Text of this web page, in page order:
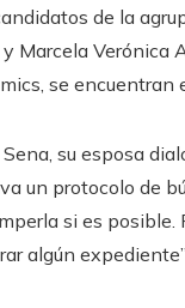
de la
Marcela Verónica
se encuentran
su esposa
un protocolo de
si es posible.
algún